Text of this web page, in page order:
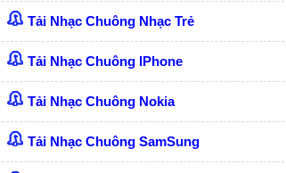
Tải Nhạc Chuông Nhạc Trẻ
Tải Nhạc Chuông IPhone
Tải Nhạc Chuông Nokia
Tải Nhạc Chuông SamSung